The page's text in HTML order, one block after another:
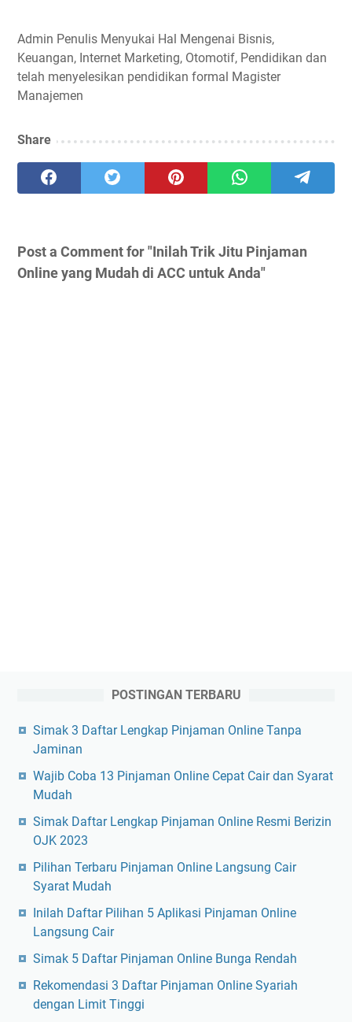
Admin Penulis Menyukai Hal Mengenai Bisnis,
Keuangan, Internet Marketing, Otomotif, Pendidikan dan
telah menyelesikan pendidikan formal Magister
Manajemen
Share
Post a Comment for "Inilah Trik Jitu Pinjaman
Online yang Mudah di ACC untuk Anda"
POSTINGAN TERBARU
Simak 3 Daftar Lengkap Pinjaman Online Tanpa
Jaminan
Wajib Coba 13 Pinjaman Online Cepat Cair dan Syarat
Mudah
Simak Daftar Lengkap Pinjaman Online Resmi Berizin
OJK 2023
Pilihan Terbaru Pinjaman Online Langsung Cair
Syarat Mudah
Inilah Daftar Pilihan 5 Aplikasi Pinjaman Online
Langsung Cair
Simak 5 Daftar Pinjaman Online Bunga Rendah
Rekomendasi 3 Daftar Pinjaman Online Syariah
dengan Limit Tinggi